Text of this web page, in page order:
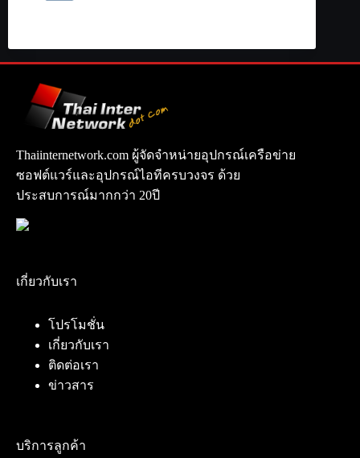
Thaiinternetwork.com ผู้จัดจำหน่ายอุปกรณ์เครือข่าย
ซอฟต์แวร์และอุปกรณ์ไอทีครบวงจร ด้วย
ประสบการณ์มากกว่า 20ปี
เกี่ยวกับเรา
โปรโมชั่น
เกี่ยวกับเรา
ติดต่อเรา
ข่าวสาร
บริการลูกค้า